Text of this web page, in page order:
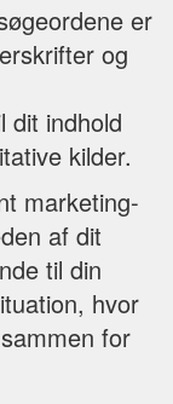
er
og
dit indhold
kilder.
marketing-
af dit
til din
hvor
for